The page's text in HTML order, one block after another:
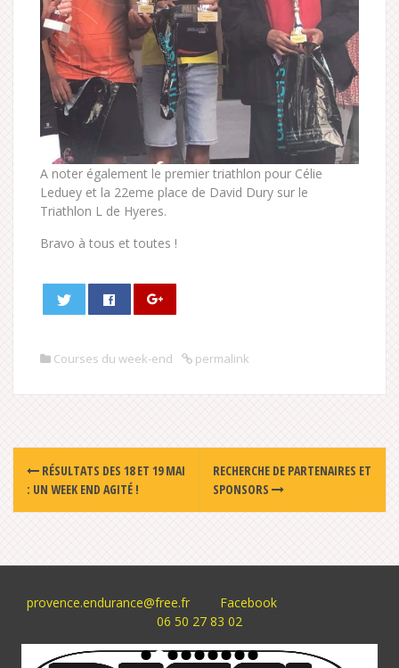
A noter également le premier triathlon pour Célie
Leduey et la 22eme place de David Dury sur le
Triathlon L de Hyeres.
Bravo à tous et toutes !
Courses du week-end permalink
Post
navigation
RÉSULTATS DES 18 ET 19 MAI
: UN WEEK END AGITÉ !
RECHERCHE DE PARTENAIRES ET
SPONSORS
provence.endurance@free.fr
Facebook
06 50 27 83 02